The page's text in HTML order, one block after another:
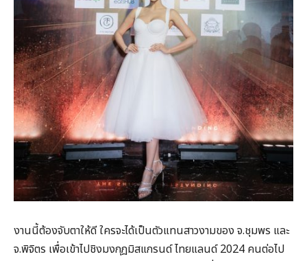
งานนี้ต้องจับตาให้ดี ใครจะได้เป็นตัวแทนสาวงามของ จ.ชุมพร และ
จ.พิจิตร เพื่อเข้าไปชิงมงกุฎมิสแกรนด์ ไทยแลนด์ 2024 คนต่อไป